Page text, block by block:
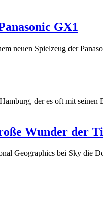
GX1
neuen Spielzeug der
der es oft mit
Wunder der
Geographics bei Sky die